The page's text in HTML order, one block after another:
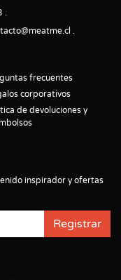
frecuentes
corporativos
de devoluciones y
inspirador y ofertas
Registrar